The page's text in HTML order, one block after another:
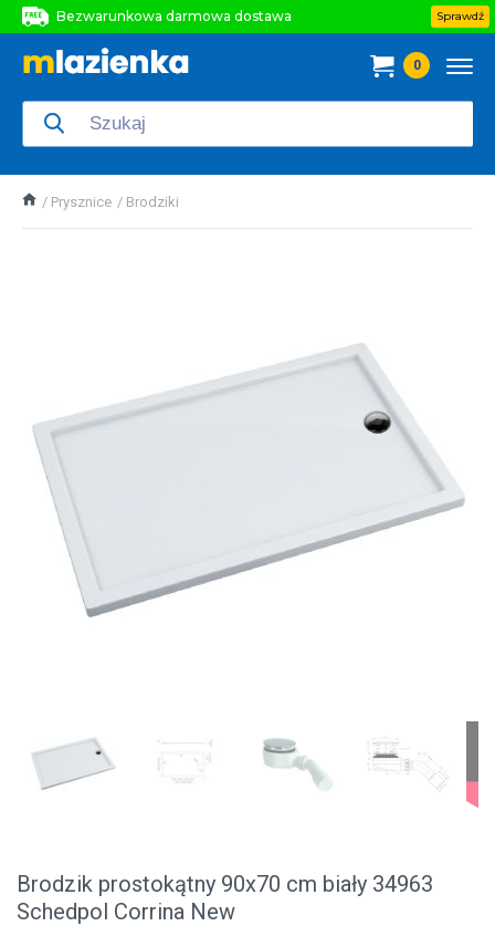
Bezwarunkowa darmowa dostawa
Bezwarunkowa darmowa dostawa
Sprawdź
0
Prysznice Brodziki
Brodzik prostokątny 90x70 cm biały 34963
Schedpol Corrina New